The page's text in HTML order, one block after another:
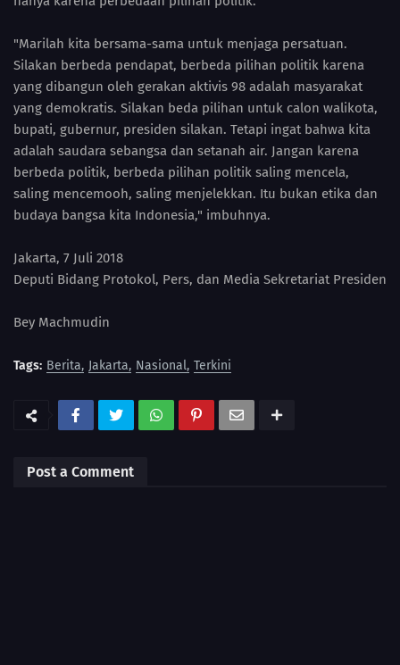
"Marilah kita bersama-sama untuk menjaga persatuan.
Silakan berbeda pendapat, berbeda pilihan politik karena
yang dibangun oleh gerakan aktivis 98 adalah masyarakat
yang demokratis. Silakan beda pilihan untuk calon walikota,
bupati, gubernur, presiden silakan. Tetapi ingat bahwa kita
adalah saudara sebangsa dan setanah air. Jangan karena
berbeda politik, berbeda pilihan politik saling mencela,
saling mencemooh, saling menjelekkan. Itu bukan etika dan
budaya bangsa kita Indonesia," imbuhnya.
Jakarta, 7 Juli 2018
Deputi Bidang Protokol, Pers, dan Media Sekretariat Presiden
Bey Machmudin
Tags: Berita Jakarta Nasional Terkini
Post a Comment